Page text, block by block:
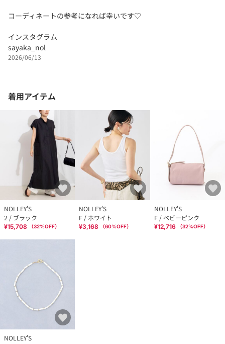
コーディネートの参考になれば幸いです♡
インスタグラム
sayaka_nol
2026/06/13
着用アイテム
NOLLEY'S
2 / ブラック
¥15,708 （32%OFF）
NOLLEY'S
F / ホワイト
¥3,168 （60%OFF）
NOLLEY'S
F / ベビーピンク
¥12,716 （32%OFF）
NOLLEY'S